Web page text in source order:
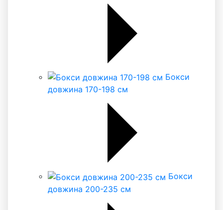
Бокси
довжина 170-198 см
Бокси
довжина 200-235 см